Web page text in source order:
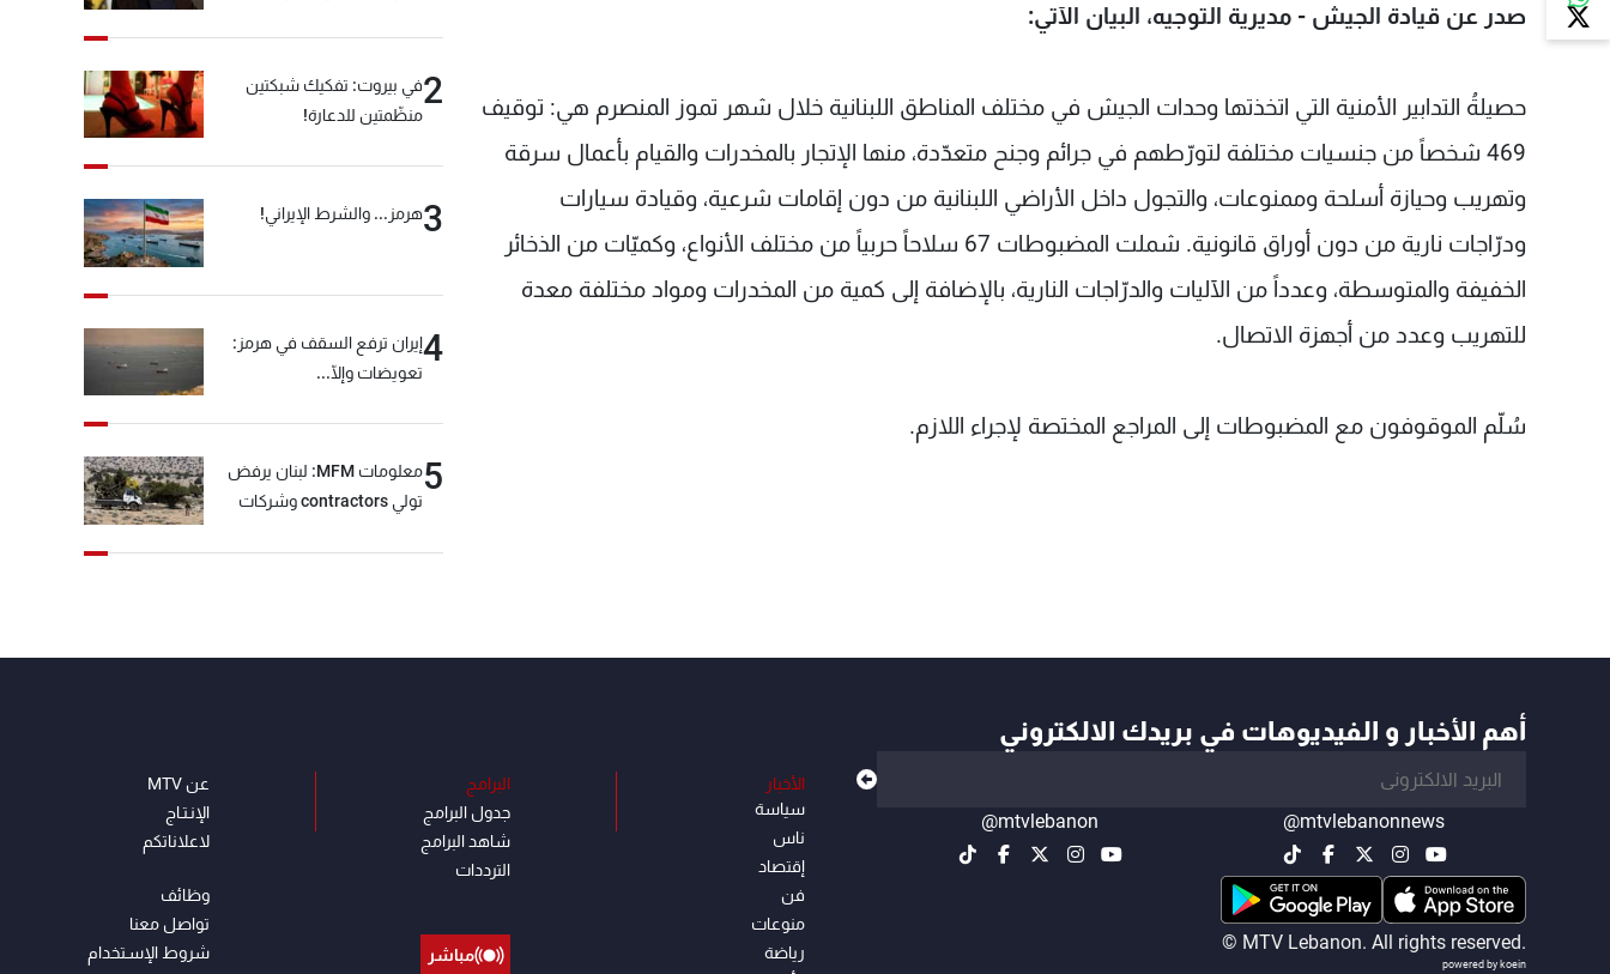
صدر عن قيادة الجيش - مديرية التوجيه، البيان الآتي:
حصيلةُ التدابير الأمنية التي اتخذتها وحدات الجيش في مختلف المناطق اللبنانية خلال شهر تموز المنصرم هي: توقيف
469 شخصاً من جنسيات مختلفة لتورّطهم في جرائم وجنح متعدّدة، منها الإتجار بالمخدرات والقيام بأعمال سرقة
وتهريب وحيازة أسلحة وممنوعات، والتجول داخل الأراضي اللبنانية من دون إقامات شرعية، وقيادة سيارات
ودرّاجات نارية من دون أوراق قانونية. شملت المضبوطات 67 سلاحاً حربياً من مختلف الأنواع، وكميّات من الذخائر
الخفيفة والمتوسطة، وعدداً من الآليات والدرّاجات النارية، بالإضافة إلى كمية من المخدرات ومواد مختلفة معدة
للتهريب وعدد من أجهزة الاتصال.
سُلّم الموقوفون مع المضبوطات إلى المراجع المختصة لإجراء اللازم.
2في بيروت: تفكيك شبكتين
منظّمتين للدعارة!
3هرمز... والشرط الإيراني!
4إيران ترفع السقف في هرمز:
تعويضات وإلّا...
5
معلومات MFM: لبنان يرفض
تولي contractors وشركات
أهم الأخبار و الفيديوهات في بريدك الالكتروني
@mtvlebanonnews
@mtvlebanon
© MTV Lebanon. All rights reserved.
powered by koein
الأخبار
سياسة
ناس
إقتصاد
فن
منوعات
رياضة
البرامج
جدول البرامج
شاهد البرامج
الترددات
مباشر
عن MTV
الإنـتـاج
لاعلاناتكم
وظائف
تواصل معنا
شروط الإسـتخدام